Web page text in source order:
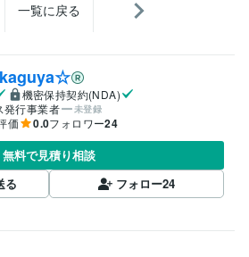
一覧に戻る
機密保持契約(NDA)
発行事業者
未登録
価 0.0フォロワー24
無料で見積り相談
る
フォロー24